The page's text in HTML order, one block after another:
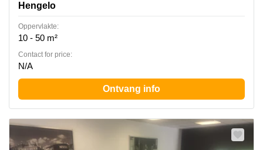
Hengelo
Oppervlakte:
10 - 50 m²
Contact for price:
N/A
Ontvang info